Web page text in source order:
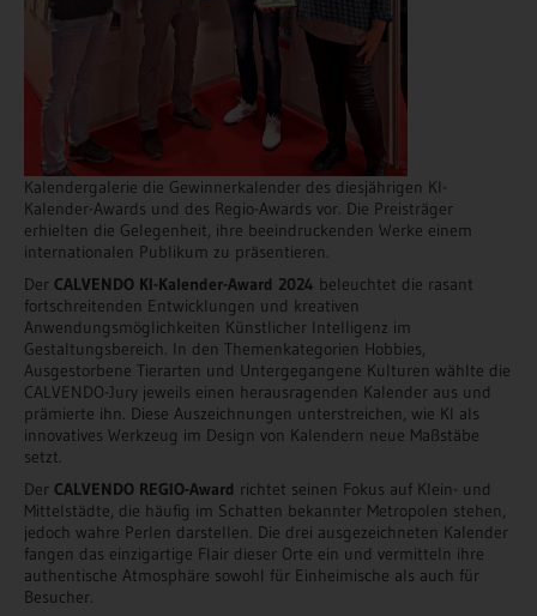
Kalendergalerie die Gewinnerkalender des diesjährigen KI-
Kalender-Awards und des Regio-Awards vor. Die Preisträger
erhielten die Gelegenheit, ihre beeindruckenden Werke einem
internationalen Publikum zu präsentieren.
Der CALVENDO KI-Kalender-Award 2024 beleuchtet die rasant
fortschreitenden Entwicklungen und kreativen
Anwendungsmöglichkeiten Künstlicher Intelligenz im
Gestaltungsbereich. In den Themenkategorien Hobbies,
Ausgestorbene Tierarten und Untergegangene Kulturen wählte die
CALVENDO-Jury jeweils einen herausragenden Kalender aus und
prämierte ihn. Diese Auszeichnungen unterstreichen, wie KI als
innovatives Werkzeug im Design von Kalendern neue Maßstäbe
setzt.
Der CALVENDO REGIO-Award richtet seinen Fokus auf Klein- und
Mittelstädte, die häufig im Schatten bekannter Metropolen stehen,
jedoch wahre Perlen darstellen. Die drei ausgezeichneten Kalender
fangen das einzigartige Flair dieser Orte ein und vermitteln ihre
authentische Atmosphäre sowohl für Einheimische als auch für
Besucher.